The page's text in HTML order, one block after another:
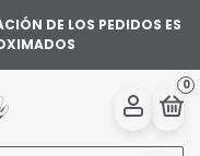
DE LOS PEDIDOS ES
0